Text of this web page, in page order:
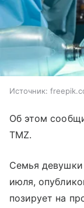
Источник:
Об этом
TMZ.
Семья девушки
июля,
позирует на